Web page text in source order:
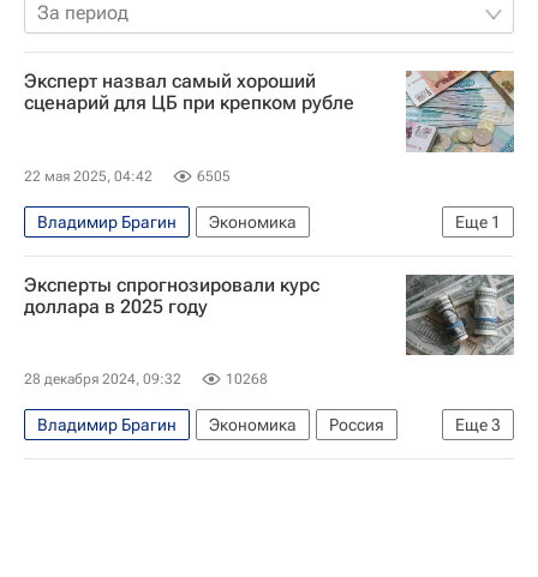
За период
Эксперт назвал самый хороший
сценарий для ЦБ при крепком рубле
22 мая 2025, 04:42 6505
Еще 1
Владимир Брагин
Экономика
Центральный Банк РФ (ЦБ РФ)
Эксперты спрогнозировали курс
доллара в 2025 году
28 декабря 2024, 09:32 10268
Еще3
Владимир Брагин Экономика
Россия
Дональд Трамп
Сергей Суверов США